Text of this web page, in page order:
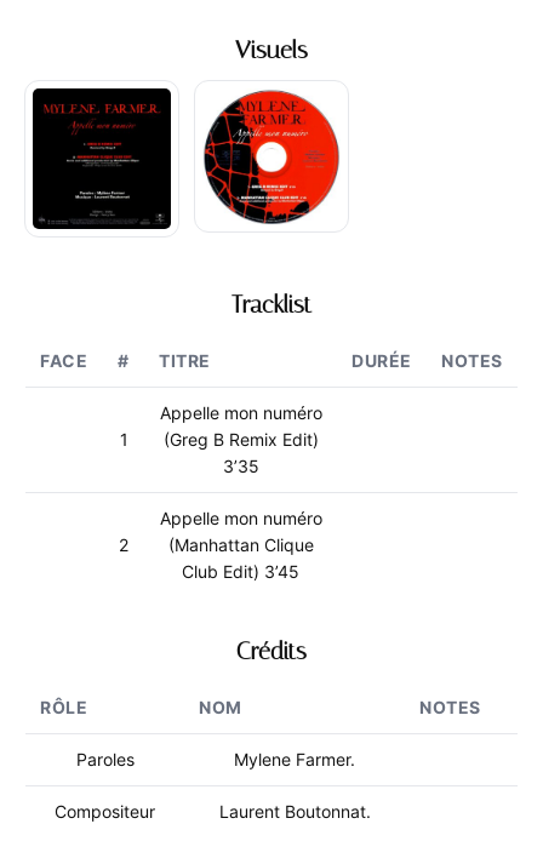
Visuels
Tracklist
FACE # TITRE DURÉE NOTES
1
Appelle mon numéro
(Greg B Remix Edit)
3’35
2
Appelle mon numéro
(Manhattan Clique
Club Edit) 3’45
Crédits
RÔLE NOM NOTES
Paroles Mylene Farmer.
Compositeur Laurent Boutonnat.